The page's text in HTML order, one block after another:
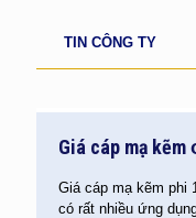
TIN CÔNG TY
Giá cáp mạ
Giá cáp mạ kẽm phi
có rất nhiều ứng